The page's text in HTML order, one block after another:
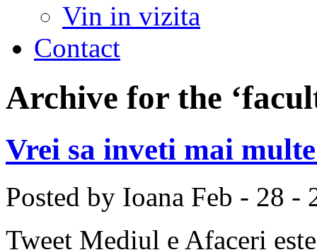
Vin in vizita
Contact
Archive for the
Vrei sa inveti mai
Posted by Ioana Feb - 28 -
Tweet Mediul e Afaceri